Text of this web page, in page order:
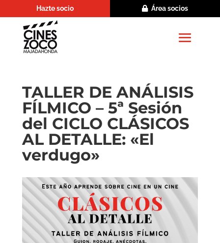
Hazte socio Área socios
TALLER DE ANÁLISIS
FÍLMICO – 5ª Sesión
del CICLO CLÁSICOS
AL DETALLE: «El
verdugo»